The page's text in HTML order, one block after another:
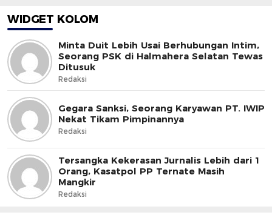
WIDGET KOLOM
Minta Duit Lebih Usai Berhubungan Intim,
Seorang PSK di Halmahera Selatan Tewas
Ditusuk
Redaksi
Gegara Sanksi, Seorang Karyawan PT. IWIP
Nekat Tikam Pimpinannya
Redaksi
Tersangka Kekerasan Jurnalis Lebih dari 1
Orang, Kasatpol PP Ternate Masih
Mangkir
Redaksi